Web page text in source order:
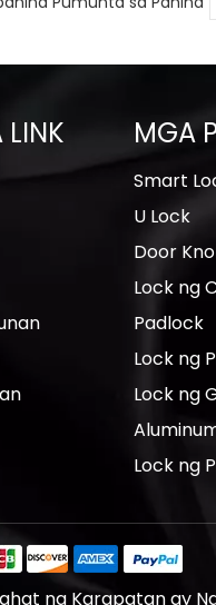
LINK MGA
Smart
U Lock
Door
Lock ng
Padlock
Lock ng
Lock ng
Lock ng
ng Karapatan ay